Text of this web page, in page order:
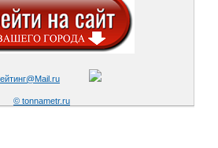
© tonnametr.ru